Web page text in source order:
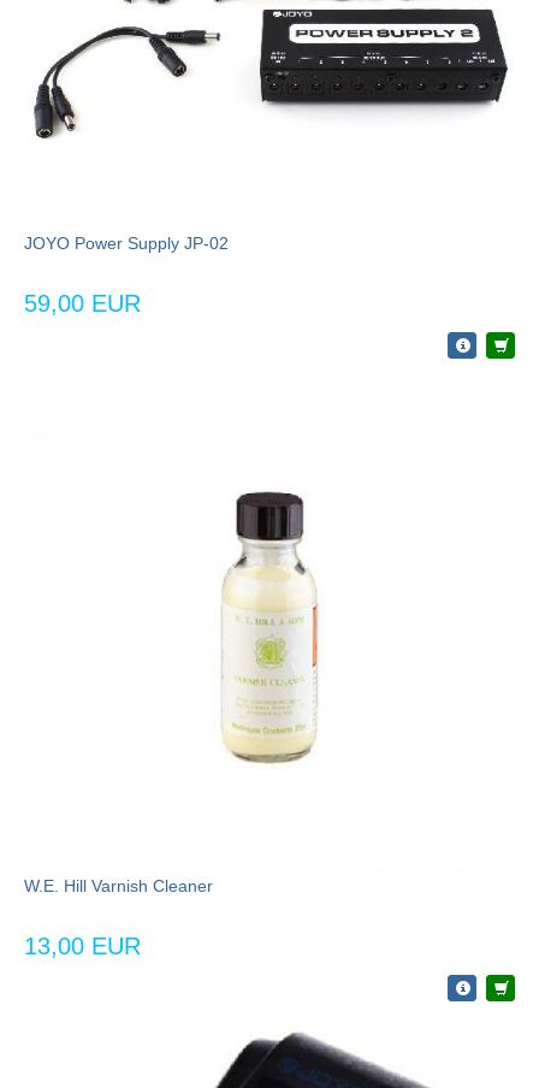
JOYO Power Supply JP-02
59,00 EUR
W.E. Hill Varnish Cleaner
13,00 EUR